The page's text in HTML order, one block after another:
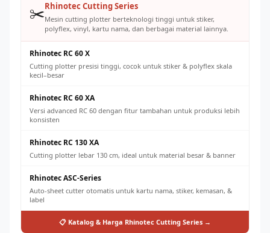
✂️Rhinotec Cutting Series
Mesin cutting plotter berteknologi tinggi untuk stiker,
polyflex, vinyl, kartu nama, dan berbagai material lainnya.
Rhinotec RC 60 X
Cutting plotter presisi tinggi, cocok untuk stiker & polyflex skala
kecil–besar
Rhinotec RC 60 XA
Versi advanced RC 60 dengan fitur tambahan untuk produksi lebih
konsisten
Rhinotec RC 130 XA
Cutting plotter lebar 130 cm, ideal untuk material besar & banner
Rhinotec ASC-Series
Auto-sheet cutter otomatis untuk kartu nama, stiker, kemasan, &
label
📋 Katalog & Harga Rhinotec Cutting Series →